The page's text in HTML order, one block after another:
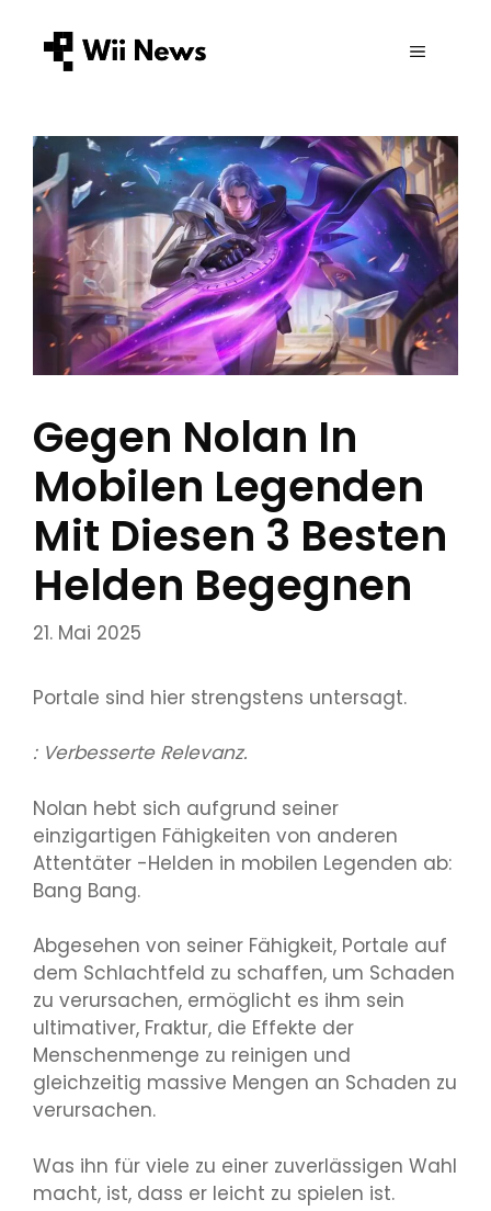
Inhalt
springen
MENÜ
Gegen Nolan In
Mobilen Legenden
Mit Diesen 3 Besten
Helden Begegnen
21. Mai 2025
Portale sind hier strengstens untersagt.
: Verbesserte Relevanz.
Nolan hebt sich aufgrund seiner
einzigartigen Fähigkeiten von anderen
Attentäter -Helden in mobilen Legenden ab:
Bang Bang.
Abgesehen von seiner Fähigkeit, Portale auf
dem Schlachtfeld zu schaffen, um Schaden
zu verursachen, ermöglicht es ihm sein
ultimativer, Fraktur, die Effekte der
Menschenmenge zu reinigen und
gleichzeitig massive Mengen an Schaden zu
verursachen.
Was ihn für viele zu einer zuverlässigen Wahl
macht, ist, dass er leicht zu spielen ist.